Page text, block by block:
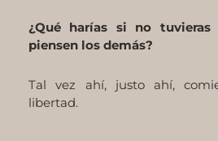
¿Qué harías si no
piensen los demás?
Tal vez ahí, justo ahí,
libertad.